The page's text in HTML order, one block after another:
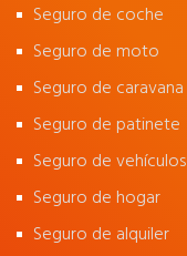
Seguro de coche
Seguro de moto
Seguro de caravana
Seguro de patinete
Seguro de vehículos
Seguro de hogar
Seguro de alquiler